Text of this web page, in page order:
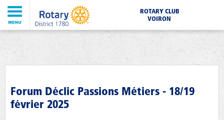
ROTARY CLUB
VOIRON
Forum Déclic Passions Métiers - 18/19
février 2025